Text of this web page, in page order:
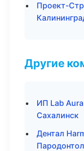
Проект-
Другие
ИП Lab
Сахалинск
Дентал